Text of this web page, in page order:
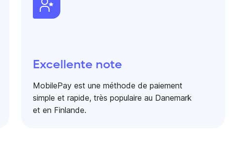
Excellente note
MobilePay est une méthode de paiement
simple et rapide, très populaire au Danemark
et en Finlande.